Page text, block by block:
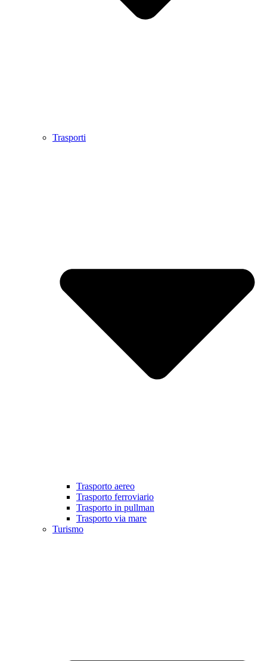
Trasporti
Trasporto aereo
Trasporto ferroviario
Trasporto in pullman
Trasporto via mare
Turismo